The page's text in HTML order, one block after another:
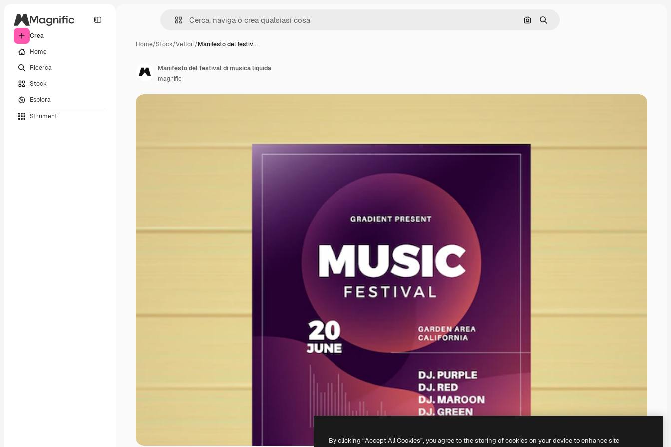
Crea
Home
Ricerca
Stock
Esplora
Strumenti
Cerca per immagine
Ricerca
Home/Stock/Vettori/Manifesto del festiv…
Manifesto del festival di musica liquida
magnific
By clicking “Accept All Cookies”, you agree to the storing of cookies on your device to enhance site